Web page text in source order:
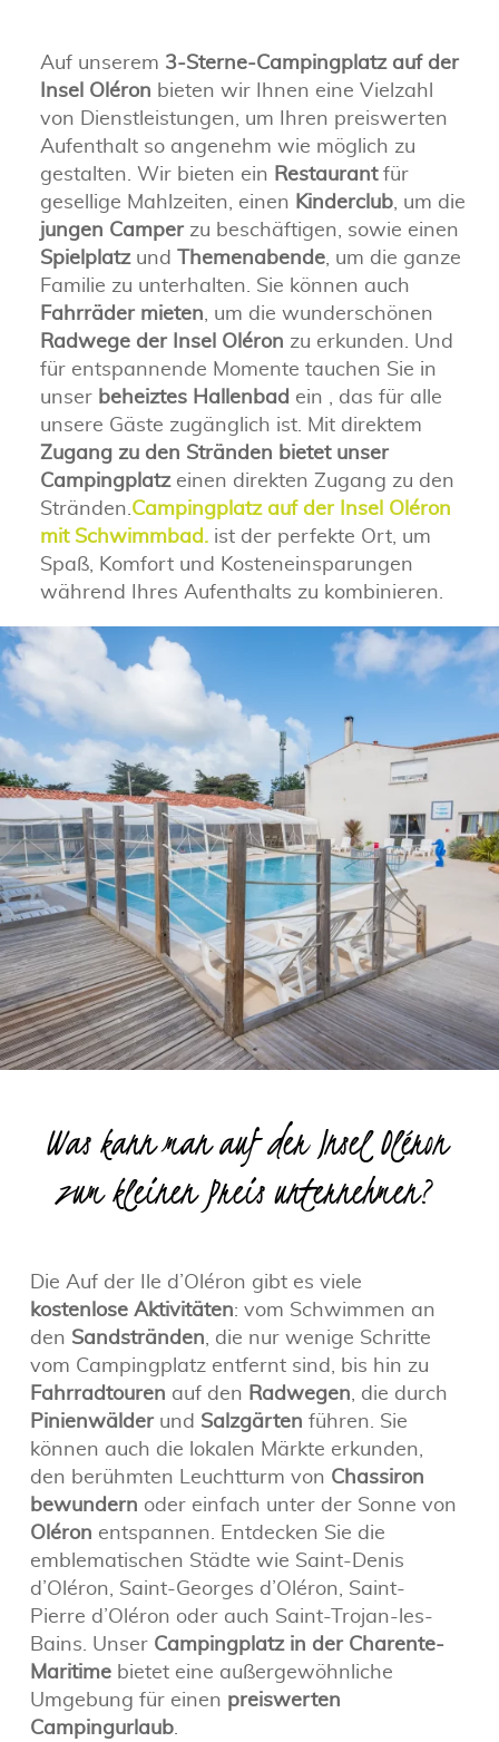
Auf unserem 3-Sterne-Campingplatz auf der
Insel Oléron bieten wir Ihnen eine Vielzahl
von Dienstleistungen, um Ihren preiswerten
Aufenthalt so angenehm wie möglich zu
gestalten. Wir bieten ein Restaurantfür
gesellige Mahlzeiten, einen Kinderclub, um die
jungen Camperzu beschäftigen, sowie einen
Spielplatzund Themenabende, um die ganze
Familie zu unterhalten. Sie können auch
Fahrräder mieten, um die wunderschönen
Radwege der Insel Oléron zu erkunden. Und
für entspannende Momente tauchen Sie in
unser beheiztes Hallenbad ein , das für alle
unsere Gäste zugänglich ist. Mit direktem
Zugang zu den Stränden bietet unser
Campingplatzeinen direkten Zugang zu den
Stränden.Campingplatz auf der Insel Oléron
mit Schwimmbad.ist der perfekte Ort, um
Spaß, Komfort und Kosteneinsparungen
während Ihres Aufenthalts zu kombinieren.
Was kann man auf der Insel Oléron
zum kleinen Preis unternehmen?
Die Auf der Ile d’Oléron gibt es viele
kostenlose Aktivitäten: vom Schwimmen an
den Sandstränden, die nur wenige Schritte
vom Campingplatz entfernt sind, bis hin zu
Fahrradtouren auf den Radwegen, die durch
Pinienwälderund Salzgärten führen. Sie
können auch die lokalen Märkte erkunden,
den berühmten Leuchtturm von Chassiron
bewundern oder einfach unter der Sonne von
Oléron entspannen. Entdecken Sie die
emblematischen Städte wie Saint-Denis
d’Oléron, Saint-Georges d’Oléron, Saint-
Pierre d’Oléron oder auch Saint-Trojan-les-
Bains. Unser Campingplatz in der Charente-
Maritimebietet eine außergewöhnliche
Umgebung für einen preiswerten
Campingurlaub.